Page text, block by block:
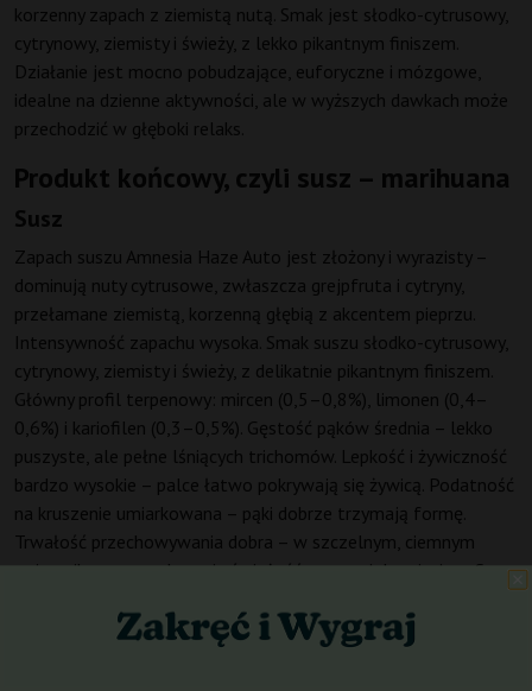
korzenny zapach z ziemistą nutą. Smak jest słodko-cytrusowy,
cytrynowy, ziemisty i świeży, z lekko pikantnym finiszem.
Działanie jest mocno pobudzające, euforyczne i mózgowe,
idealne na dzienne aktywności, ale w wyższych dawkach może
przechodzić w głęboki relaks.
Produkt końcowy, czyli susz – marihuana
Susz
Zapach suszu Amnesia Haze Auto jest złożony i wyrazisty –
dominują nuty cytrusowe, zwłaszcza grejpfruta i cytryny,
przełamane ziemistą, korzenną głębią z akcentem pieprzu.
Intensywność zapachu wysoka. Smak suszu słodko-cytrusowy,
cytrynowy, ziemisty i świeży, z delikatnie pikantnym finiszem.
Główny profil terpenowy: mircen (0,5–0,8%), limonen (0,4–
0,6%) i kariofilen (0,3–0,5%). Gęstość pąków średnia – lekko
puszyste, ale pełne lśniących trichomów. Lepkość i żywiczność
bardzo wysokie – palce łatwo pokrywają się żywicą. Podatność
na kruszenie umiarkowana – pąki dobrze trzymają formę.
Trwałość przechowywania dobra – w szczelnym, ciemnym
pojemniku susz zachowuje świeżość przez wiele miesięcy. Susz